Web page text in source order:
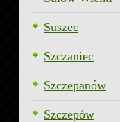
Suszec
Szczaniec
Szczepanów
Szczepów